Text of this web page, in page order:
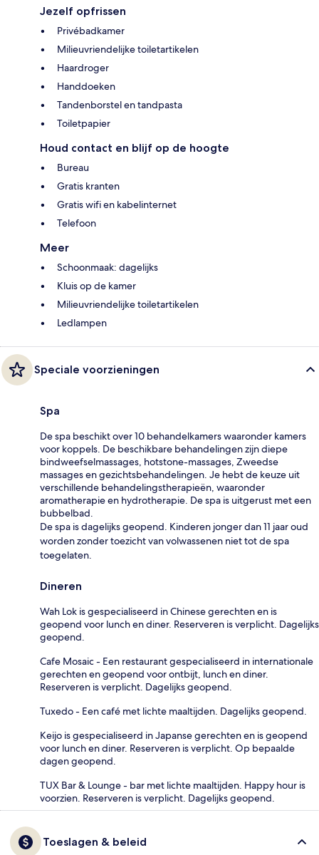
Jezelf opfrissen
Privébadkamer
Milieuvriendelijke toiletartikelen
Haardroger
Handdoeken
Tandenborstel en tandpasta
Toiletpapier
Houd contact en blijf op de hoogte
Bureau
Gratis kranten
Gratis wifi en kabelinternet
Telefoon
Meer
Schoonmaak: dagelijks
Kluis op de kamer
Milieuvriendelijke toiletartikelen
Ledlampen
Speciale voorzieningen
Spa
De spa beschikt over 10 behandelkamers waaronder kamers
voor koppels. De beschikbare behandelingen zijn diepe
bindweefselmassages, hotstone-massages, Zweedse
massages en gezichtsbehandelingen. Je hebt de keuze uit
verschillende behandelingstherapieën, waaronder
aromatherapie en hydrotherapie. De spa is uitgerust met een
bubbelbad.
De spa is dagelijks geopend. Kinderen jonger dan 11 jaar oud
worden zonder toezicht van volwassenen niet tot de spa
toegelaten.
Dineren
Wah Lok is gespecialiseerd in Chinese gerechten en is
geopend voor lunch en diner. Reserveren is verplicht. Dagelijks
geopend.
Cafe Mosaic - Een restaurant gespecialiseerd in internationale
gerechten en geopend voor ontbijt, lunch en diner.
Reserveren is verplicht. Dagelijks geopend.
Tuxedo - Een café met lichte maaltijden. Dagelijks geopend.
Keijo is gespecialiseerd in Japanse gerechten en is geopend
voor lunch en diner. Reserveren is verplicht. Op bepaalde
dagen geopend.
TUX Bar & Lounge - bar met lichte maaltijden. Happy hour is
voorzien. Reserveren is verplicht. Dagelijks geopend.
Toeslagen & beleid